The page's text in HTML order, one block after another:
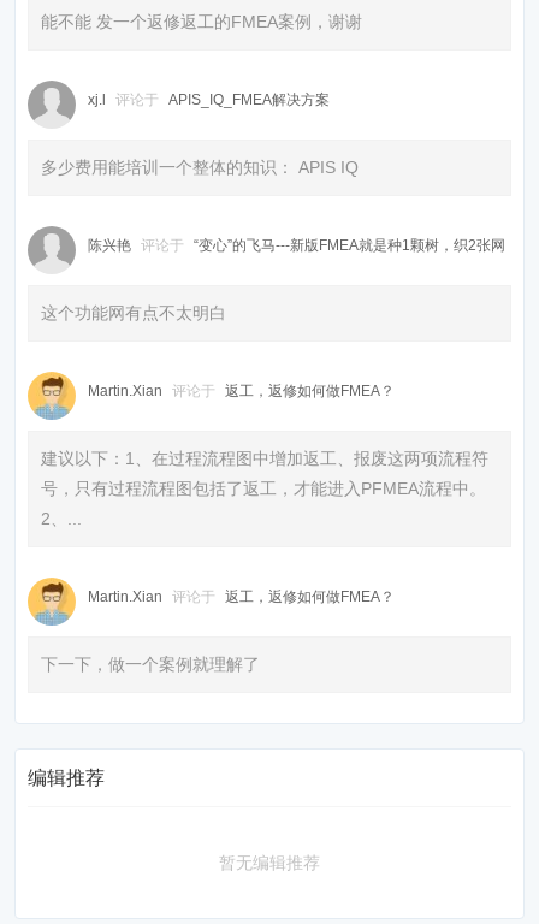
能不能 发一个返修返工的FMEA案例，谢谢
xj.l 评论于 APIS_IQ_FMEA解决方案
多少费用能培训一个整体的知识： APIS IQ
陈兴艳 评论于 “变心”的飞马---新版FMEA就是种1颗树，织2张网
这个功能网有点不太明白
Martin.Xian 评论于 返工，返修如何做FMEA？
建议以下：1、在过程流程图中增加返工、报废这两项流程符
号，只有过程流程图包括了返工，才能进入PFMEA流程中。
2、...
Martin.Xian 评论于 返工，返修如何做FMEA？
下一下，做一个案例就理解了
编辑推荐
暂无编辑推荐